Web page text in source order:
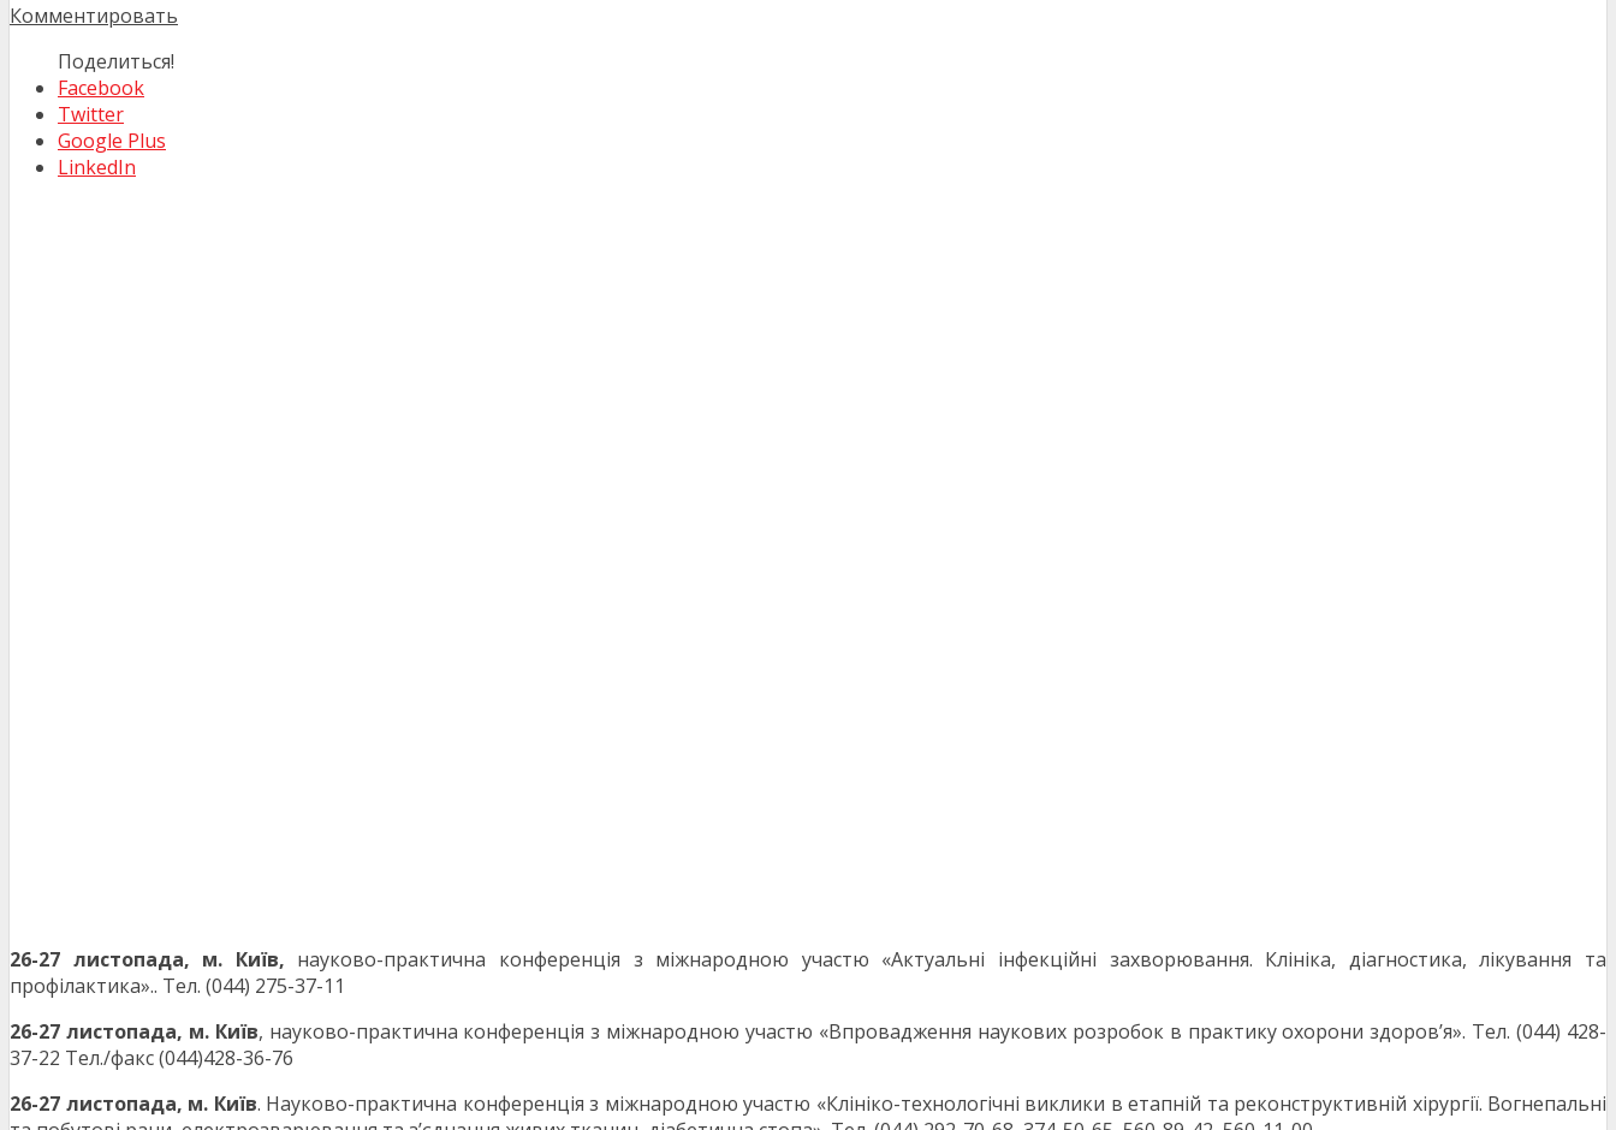
Комментировать
Поделиться!
Facebook
Twitter
Google Plus
LinkedIn
26-27 листопада, м. Київ, науково-практична конференція з міжнародною участю «Актуальні інфекційні захворювання. Клініка, діагностика, лікування та
профілактика».. Тел. (044) 275-37-11
26-27 листопада, м. Київ, науково-практична конференція з міжнародною участю «Впровадження наукових розробок в практику охорони здоров’я». Тел. (044) 428-
37-22 Тел./факс (044)428-36-76
26-27 листопада, м. Київ. Науково-практична конференція з міжнародною участю «Клініко-технологічні виклики в етапній та реконструктивній хірургії. Вогнепальні